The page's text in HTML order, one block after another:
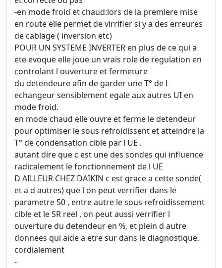
-en mode froid et chaud:lors de la premiere mise
en route elle permet de virrifier si y a des erreures
de cablage ( inversion etc)
POUR UN SYSTEME INVERTER en plus de ce qui a
ete evoque elle joue un vrais role de regulation en
controlant l ouverture et fermeture
du detendeure afin de garder une T° de l
echangeur sensiblement egale aux autres UI en
mode froid.
en mode chaud elle ouvre et ferme le detendeur
pour optimiser le sous refroidissent et atteindre la
T° de condensation cible par l UE .
autant dire que c est une des sondes qui influence
radicalement le fonctionnement de l UE
D AILLEUR CHEZ DAIKIN c est grace a cette sonde(
et a d autres) que l on peut verrifier dans le
parametre 50 , entre autre le sous refroidissement
cible et le SR reel , on peut aussi verrifier l
ouverture du detendeur en %, et plein d autre
donnees qui aide a etre sur dans le diagnostique.
cordialement
-